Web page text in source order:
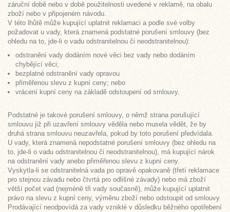
záruční době nebo v době použitelnosti uvedené v reklamě, na obalu
zboží nebo v připojeném návodu.
V této lhůtě může kupující uplatnit reklamaci a podle své volby
požadovat u vady, která znamená podstatné porušení smlouvy (bez
ohledu na to, jde-li o vadu odstranitelnou či neodstranitelnou):
odstranění vady dodáním nové věci bez vady nebo dodáním
chybějící věci;
bezplatné odstranění vady opravou
přiměřenou slevu z kupní ceny; nebo
vrácení kupní ceny na základě odstoupení od smlouvy.
Podstatné je takové porušení smlouvy, o němž strana porušující
smlouvu již při uzavření smlouvy věděla nebo musela vědět, že by
druhá strana smlouvu neuzavřela, pokud by toto porušení předvídala.
U vady, která znamená nepodstatné porušení smlouvy (bez ohledu na
to, jde-li o vadu odstranitelnou či neodstranitelnou), má kupující nárok
na odstranění vady anebo přiměřenou slevu z kupní ceny.
Vyskytla-li se odstranitelná vada po opravě opakovaně (třetí reklamace
pro stejnou závadu nebo čtvrtá pro odlišné závady) nebo má zboží
větší počet vad (nejméně tři vady současně), může kupující uplatnit
právo na slevu z kupní ceny, výměnu zboží nebo odstoupit od smlouvy.
Prodávající neodpovídá za vady vzniklé v důsledku běžného opotřebení